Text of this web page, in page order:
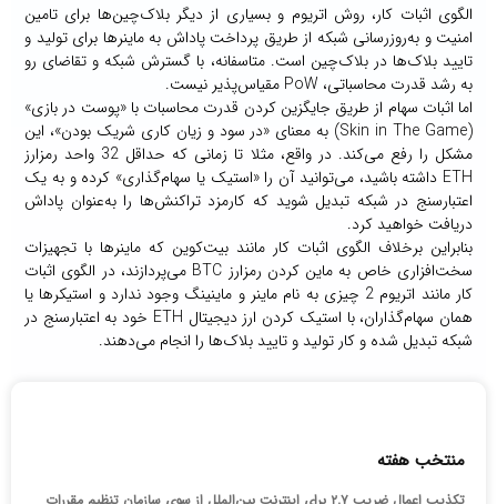
الگوی اثبات کار، روش اتریوم و بسیاری از دیگر بلاک‌چین‌ها برای تامین
امنیت و به‌روزرسانی شبکه از طریق پرداخت پاداش به ماینرها برای تولید و
تایید بلاک‌ها در بلاک‌چین است. متاسفانه، با گسترش شبکه و تقاضای رو
به رشد قدرت محاسباتی، PoW مقیاس‌پذیر نیست.
اما اثبات سهام از طریق جایگزین کردن قدرت محاسبات با «پوست در بازی»
(Skin in The Game) به معنای «در سود و زیان کاری شریک بودن»، این
مشکل را رفع می‌کند. در واقع، مثلا تا زمانی که حداقل 32 واحد رمزارز
ETH داشته باشید، می‌توانید آن را «استیک یا سهام‌گذاری» کرده و به یک
اعتبارسنج در شبکه تبدیل شوید که کارمزد تراکنش‌ها را به‌عنوان پاداش
دریافت خواهید کرد.
بنابراین برخلاف الگوی اثبات کار مانند بیت‌کوین که ماینرها با تجهیزات
سخت‌افزاری خاص به ماین کردن رمزارز BTC می‌پردازند، در الگوی اثبات
کار مانند اتریوم 2 چیزی به نام ماینر و ماینینگ وجود ندارد و استیکرها یا
همان سهام‌گذاران، با استیک کردن ارز دیجیتال ETH خود به اعتبارسنج در
شبکه تبدیل شده و کار تولید و تایید بلاک‌ها را انجام می‌دهند.
منتخب هفته